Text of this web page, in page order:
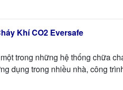
Khí CO2 Eversafe
trong những hệ thống chữa
dụng trong nhiều nhà, công